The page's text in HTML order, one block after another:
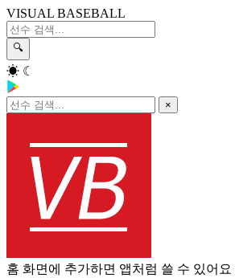
VISUAL BASEBALL
🔍
☀ ☾
×
홈 화면에 추가하면 앱처럼 쓸 수 있어요